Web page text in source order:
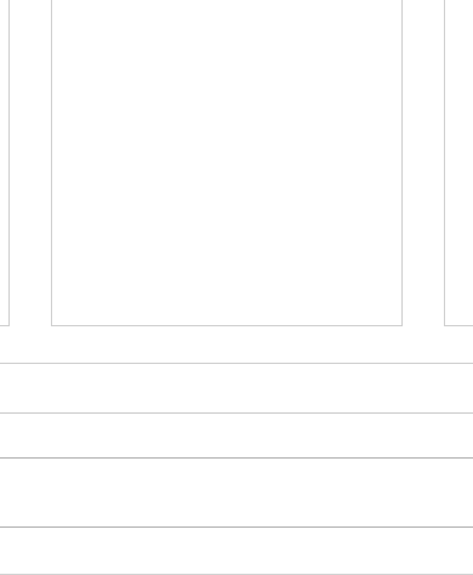
Como ler a Bíblia sozinho.